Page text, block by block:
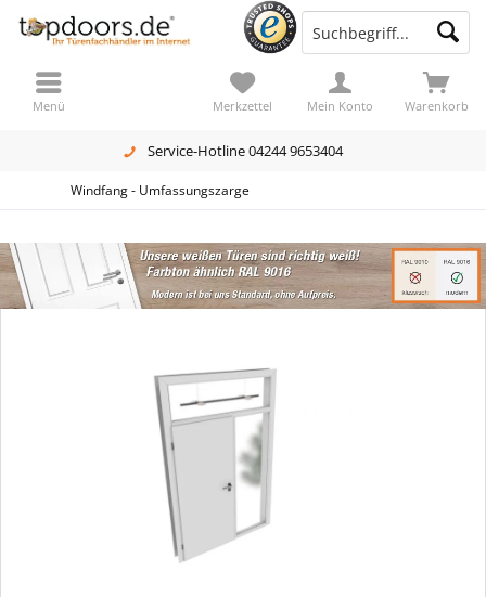
Service-Hotline 04244 9653404
Warenkorb
Merkzettel Mein Konto
Menü
Windfang - Umfassungszarge